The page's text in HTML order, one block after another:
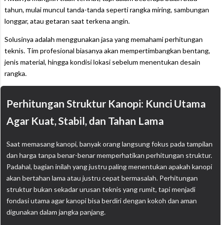
tahun, mulai muncul tanda-tanda seperti rangka miring, sambungan
longgar, atau getaran saat terkena angin.
Solusinya adalah menggunakan jasa yang memahami perhitungan
teknis. Tim profesional biasanya akan mempertimbangkan bentang,
jenis material, hingga kondisi lokasi sebelum menentukan desain
rangka.
Perhitungan Struktur Kanopi: Kunci Utama
Agar Kuat, Stabil, dan Tahan Lama
Saat memasang kanopi, banyak orang langsung fokus pada tampilan
dan harga tanpa benar-benar memperhatikan perhitungan struktur.
Padahal, bagian inilah yang justru paling menentukan apakah kanopi
akan bertahan lama atau justru cepat bermasalah. Perhitungan
struktur bukan sekadar urusan teknis yang rumit, tapi menjadi
fondasi utama agar kanopi bisa berdiri dengan kokoh dan aman
digunakan dalam jangka panjang.